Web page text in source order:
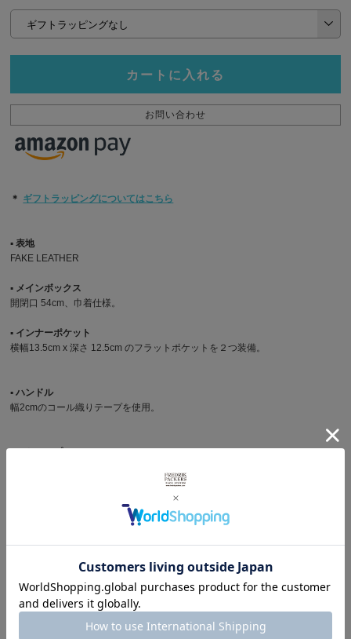
カートに入れる
お問い合わせ
＊ ギフトラッピングについてはこちら
▪︎ 表地
FAKE LEATHER
▪︎ メインボックス
開閉口 54cm、巾着仕様。
▪︎ インナーポケット
横幅13.5cm x 深さ 12.5cm のフラットポケットを２つ装備。
▪︎ ハンドル
幅2cmのコール織りテープを使用。
▪︎ ストラップ
樹脂製のナスカンでストラップの取り外しが可能。
サイズ
横幅 上部27.3cm / 下部 17cm x 高さ 17.0cm x マチ幅 12.2cm